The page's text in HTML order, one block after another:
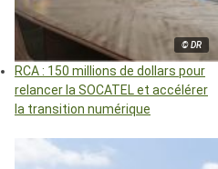
© DR
RCA : 150 millions de dollars pour
relancer la SOCATEL et accélérer
la transition numérique